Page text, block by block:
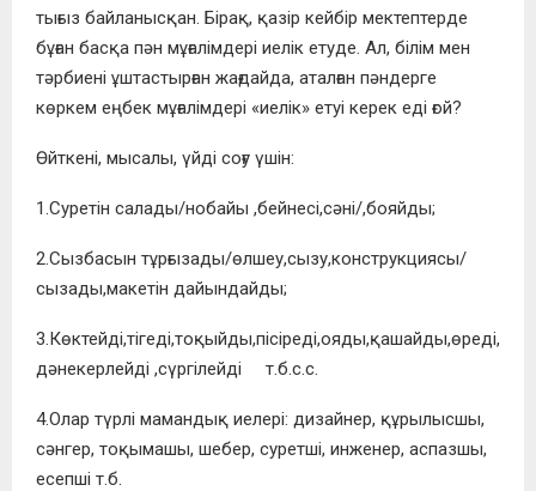
тығыз байланысқан. Бірақ, қазір кейбір мектептерде
бұған басқа пән мұғалімдері иелік етуде. Ал, білім мен
тәрбиені ұштастырған жағдайда, аталған пәндерге
көркем еңбек мұғалімдері «иелік» етуі керек еді ғой?
Өйткені, мысалы, үйді соғу үшін:
1.Суретін салады/нобайы ,бейнесі,сәні/,бояйды;
2.Сызбасын тұрғызады/өлшеу,сызу,конструкциясы/
сызады,макетін дайындайды;
3.Көктейді,тігеді,тоқыйды,пісіреді,ояды,қашайды,өреді,
дәнекерлейді ,сүргілейді т.б.с.с.
4.Олар түрлі мамандық иелері: дизайнер, құрылысшы,
сәнгер, тоқымашы, шебер, суретші, инженер, аспазшы,
есепші т.б.